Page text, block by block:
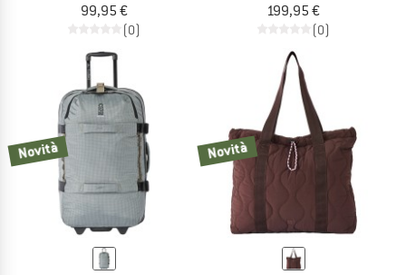
99,95 €
(0)
199,95 €
(0)
Novità Novità